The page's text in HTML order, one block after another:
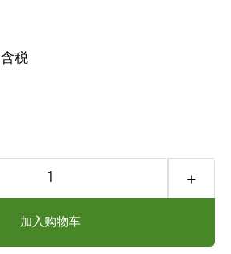
含税
加入购物车